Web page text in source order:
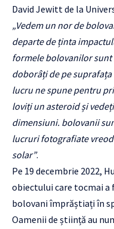
David Jewitt de la
„Vedem un nor de
departe de ținta
formele bolovanilor sunt
doborâți de pe
lucru ne spune pentru
loviți un asteroid și
dimensiuni. bolovanii
lucruri fotografiate
solar”.
Pe 19 decembrie 2022,
obiectului care tocmai a
bolovani împrăștiați în
Oamenii de știință au